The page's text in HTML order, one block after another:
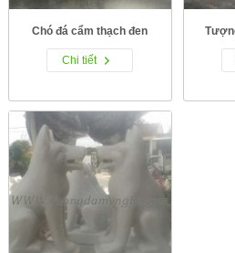
Chó đá cẩm thạch đen
Chi tiết